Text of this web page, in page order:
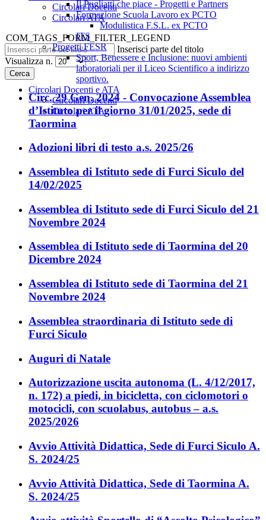
Il Pugliatti che piace - Progetti e Partners
Formazione Scuola Lavoro ex PCTO
Modulistica F.S.L. ex PCTO
ITS
Progetti FESR
Sport, Benessere e Inclusione: nuovi ambienti
laboratoriali per il Liceo Scientifico a indirizzo
sportivo.
Circolari Docenti e ATA
Circolari Docenti
Circolari ATA
Circolari Docenti
Circolari ATA
COM_TAGS_FORM_FILTER_LEGEND
Inserisci parte del titolo
Visualizza n.
Cerca
Circ. 29 Gen. 2024 - Convocazione Assemblea
d’Istituto per il giorno 31/01/2025, sede di
Taormina
Adozioni libri di testo a.s. 2025/26
Assemblea di Istituto sede di Furci Siculo del
14/02/2025
Assemblea di Istituto sede di Furci Siculo del 21
Novembre 2024
Assemblea di Istituto sede di Taormina del 20
Dicembre 2024
Assemblea di Istituto sede di Taormina del 21
Novembre 2024
Assemblea straordinaria di Istituto sede di
Furci Siculo
Auguri di Natale
Autorizzazione uscita autonoma (L. 4/12/2017,
n. 172) a piedi, in bicicletta, con ciclomotori o
motocicli, con scuolabus, autobus – a.s.
2025/2026
Avvio Attività Didattica, Sede di Furci Siculo A.
S. 2024/25
Avvio Attività Didattica, Sede di Taormina A.
S. 2024/25